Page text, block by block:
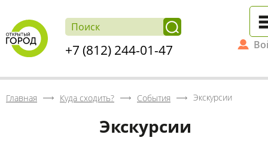
+7 (812) 244-01-47
Главная Куда сходить? События Экскурсии
Экскурсии